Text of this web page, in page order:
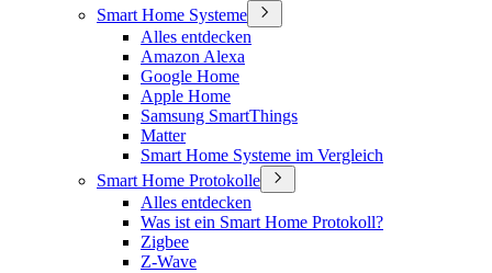
Smart Home Systeme
Alles entdecken
Amazon Alexa
Google Home
Apple Home
Samsung SmartThings
Matter
Smart Home Systeme im Vergleich
Smart Home Protokolle
Alles entdecken
Was ist ein Smart Home Protokoll?
Zigbee
Z-Wave